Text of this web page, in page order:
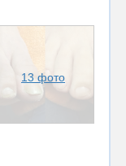
13 фото